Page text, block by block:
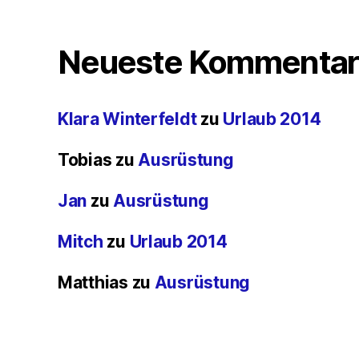
Neueste
Klara Winterfeldtzu Urlaub 2014
Tobias zu Ausrüstung
Jan zu Ausrüstung
Mitch zu Urlaub 2014
Matthias zu Ausrüstung